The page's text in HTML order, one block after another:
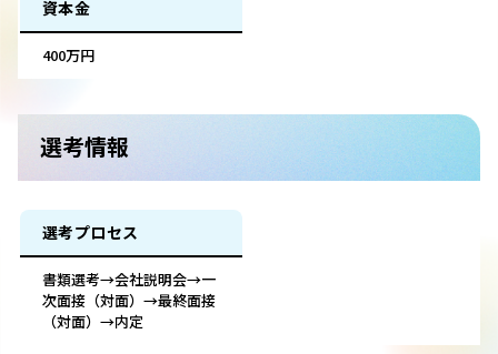
資本金
400万円
選考情報
選考プロセス
書類選考→会社説明会→一
次面接（対面）→最終面接
（対面）→内定